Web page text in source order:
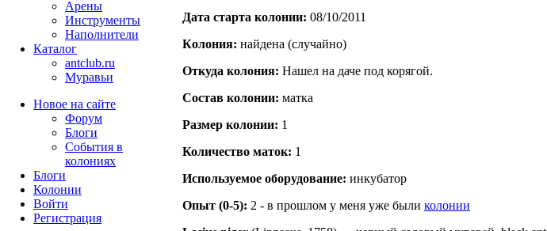
Дата старта кoлонии: 08/10/2011
Кoлония: найдена (случайно)
Откуда кoлония: Нашел на даче под корягой.
Состав кoлонии: матка
Размер кoлонии: 1
Количество маток: 1
Используемое оборудование: инкубатор
Опыт (0-5): 2 - в прошлом у меня уже были колонии
Арены
Инструменты
Наполнители
Каталог
antclub.ru
Муравьи
Новое на сайте
Форум
Блоги
События в
колониях
Блоги
Колонии
Войти
Peгиcтpaция